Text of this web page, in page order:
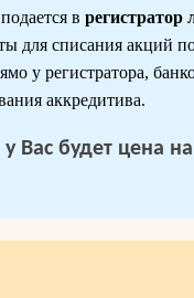
в регистратор
для списания акций
у регистратора,
аккредитива.
у Вас будет цена